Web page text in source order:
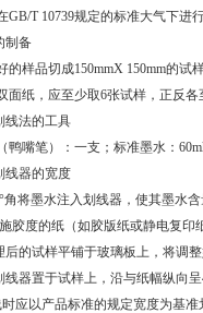
GB/T 10739规定的标准大气下进行
制备
的样品切成150mmX 150mm的试
面纸，应至少取6张试样，正反各
线法的工具
鸭嘴笔）：一支；标准墨水：
线器的宽度
角将墨水注入划线器，使其墨水含
胶度的纸（如胶版纸或静电复印
后的试样平铺于玻璃板上，将调
线器置于试样上，沿与纸幅纵向呈
时应以产品标准的规定宽度为基